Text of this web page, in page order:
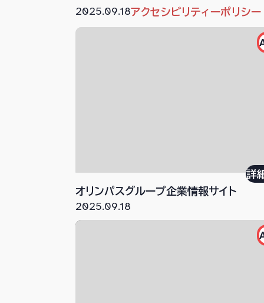
2025.09.18アクセシビリティーポリシー
オリンパスグループ企業情報サイト
詳
2025.09.18